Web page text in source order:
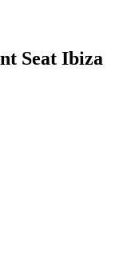
Seat Ibiza